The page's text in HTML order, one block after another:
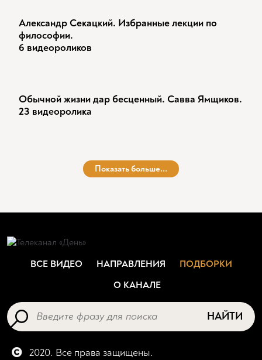
Александр Секацкий. Избранные лекции по
философии.
6 видеороликов
Обычной жизни дар бесценный. Савва Ямщиков.
23 видеоролика
Показать больше...
ВСЕ ВИДЕО НАПРАВЛЕНИЯ
ПОДБОРКИ
О КАНАЛЕ
НАЙТИ
2020. Все права защищены.